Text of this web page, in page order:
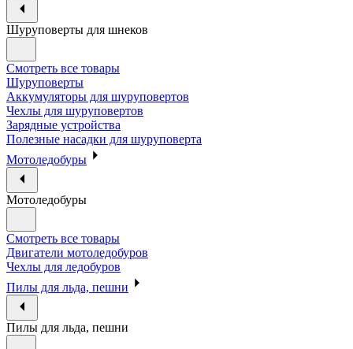
Шуруповерты для шнеков
Смотреть все товары
Шуруповерты
Аккумуляторы для шуруповертов
Чехлы для шуруповертов
Зарядные устройства
Полезные насадки для шуруповерта
Мотоледобуры
Мотоледобуры
Смотреть все товары
Двигатели мотоледобуров
Чехлы для ледобуров
Пилы для льда, пешни
Пилы для льда, пешни